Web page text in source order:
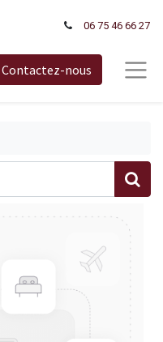
06 75 46 66​ 27
Contactez-nous